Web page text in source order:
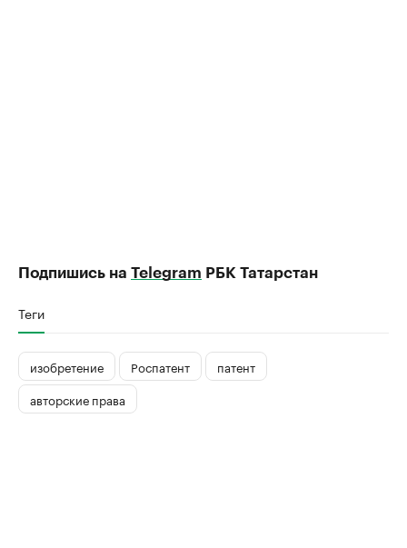
Подпишись на Telegram РБК Татарстан
Теги
изобретение Роспатент
патент
авторские права